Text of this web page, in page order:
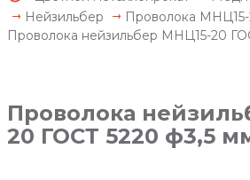
Нейзильбер
Проволока
Проволока нейзильбер МНЦ15-20
Проволока
20 ГОСТ 5220 ф3,5